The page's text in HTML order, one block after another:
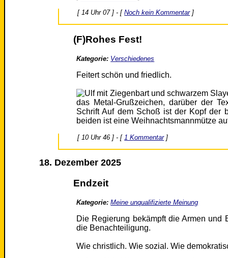
[ 14 Uhr 07 ] - [Noch kein Kommentar]
(F)Rohes Fest!
Kategorie: Verschiedenes
Feitert schön und friedlich.
[ 10 Uhr 46 ] - [1 Kommentar]
18. Dezember 2025
Endzeit
Kategorie: Meine unqualifizierte Meinung
Die Regierung bekämpft die Armen und
die Benachteiligung.
Wie christlich. Wie sozial. Wie